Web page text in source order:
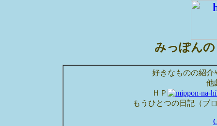
みっぽん
好きなものの紹介
他
ＨＰ
もうひとつの日記（ブ